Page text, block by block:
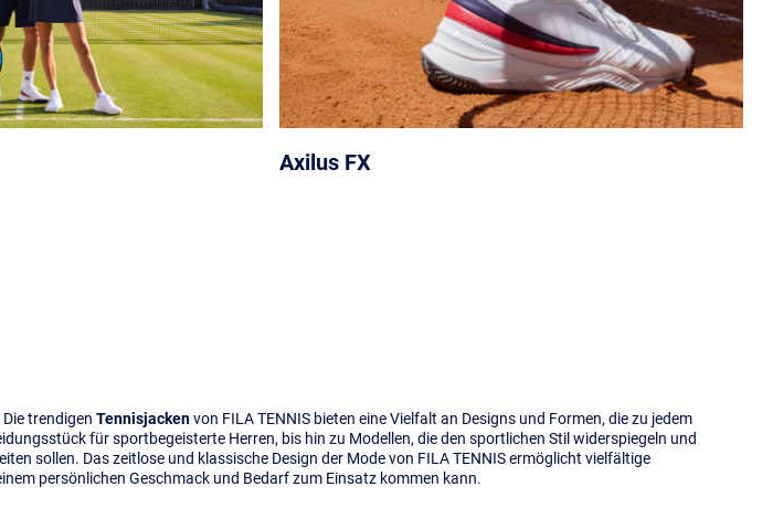
Axilus FX
trendigen Tennisjackenvon FILA TENNIS bieten eine Vielfalt an Designs und Formen, die zu jedem
für sportbegeisterte Herren, bis hin zu Modellen, die den sportlichen Stil widerspiegeln und
sollen. Das zeitlose und klassische Design der Mode von FILA TENNIS ermöglicht vielfältige
persönlichen Geschmack und Bedarf zum Einsatz kommen kann.